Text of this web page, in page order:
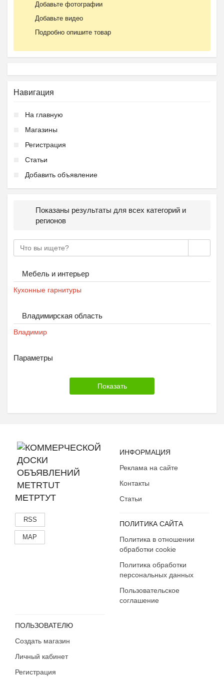
Добавьте фотографии
Добавьте видео
Подробно опишите товар
Навигация
На главную
Магазины
Регистрация
Статьи
Добавить объявление
Показаны результаты для всех категорий и
регионов
Мебель и интерьер
Кухонные гарнитуры
Владимирская область
Владимир
Параметры
МЕТРТУТ
RSS
MAP
ИНФОРМАЦИЯ
Реклама на сайте
Контакты
Статьи
ПОЛИТИКА САЙТА
Политика в отношении
обработки cookie
Политика обработки
персональных данных
Пользовательское
соглашение
ПОЛЬЗОВАТЕЛЮ
Создать магазин
Личный кабинет
Регистрация